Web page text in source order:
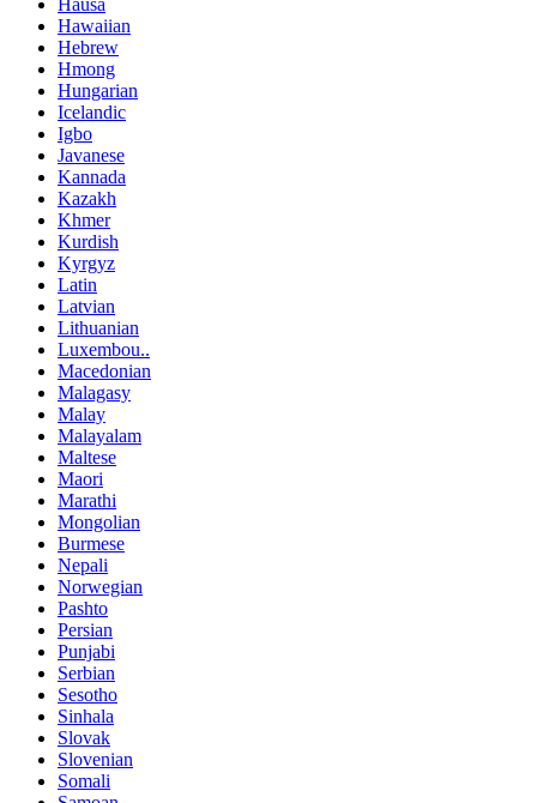
Hausa
Hawaiian
Hebrew
Hmong
Hungarian
Icelandic
Igbo
Javanese
Kannada
Kazakh
Khmer
Kurdish
Kyrgyz
Latin
Latvian
Lithuanian
Luxembou..
Macedonian
Malagasy
Malay
Malayalam
Maltese
Maori
Marathi
Mongolian
Burmese
Nepali
Norwegian
Pashto
Persian
Punjabi
Serbian
Sesotho
Sinhala
Slovak
Slovenian
Somali